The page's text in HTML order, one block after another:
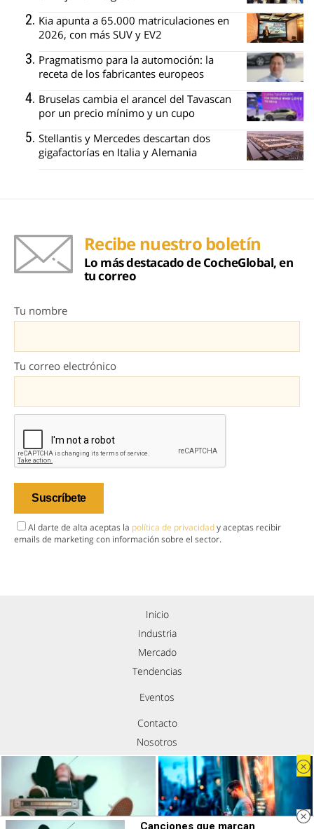
Kia apunta a 65.000 matriculaciones en
2026, con más SUV y EV2
Pragmatismo para la automoción: la
receta de los fabricantes europeos
Bruselas cambia el arancel del Tavascan
por un precio mínimo y un cupo
Stellantis y Mercedes descartan dos
gigafactorías en Italia y Alemania
Recibe nuestro boletín
Lo más destacado de CocheGlobal, en
tu correo
Tu nombre
Tu correo electrónico
Al darte de alta aceptas la política de privacidady aceptas recibir
emails de marketing con información sobre el sector.
Inicio
Industria
Mercado
Tendencias
Eventos
Contacto
Nosotros
Política de privacidad
Aviso legal
Política de cookies
Síguenos
Canciones que marcan